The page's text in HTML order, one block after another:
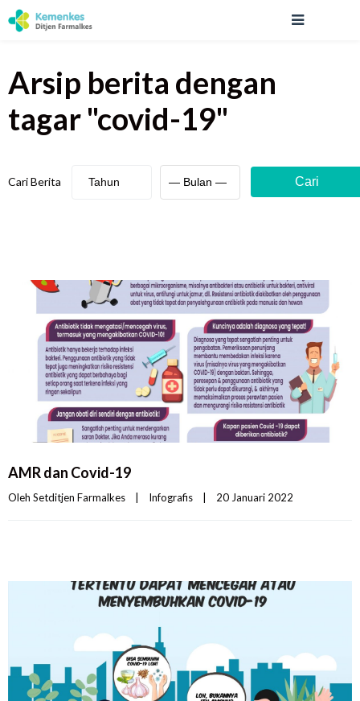
Arsip berita dengan
tagar "covid-19"
Cari Berita Cari
AMR dan Covid-19
Oleh Setditjen Farmalkes Infografis 20 Januari 2022